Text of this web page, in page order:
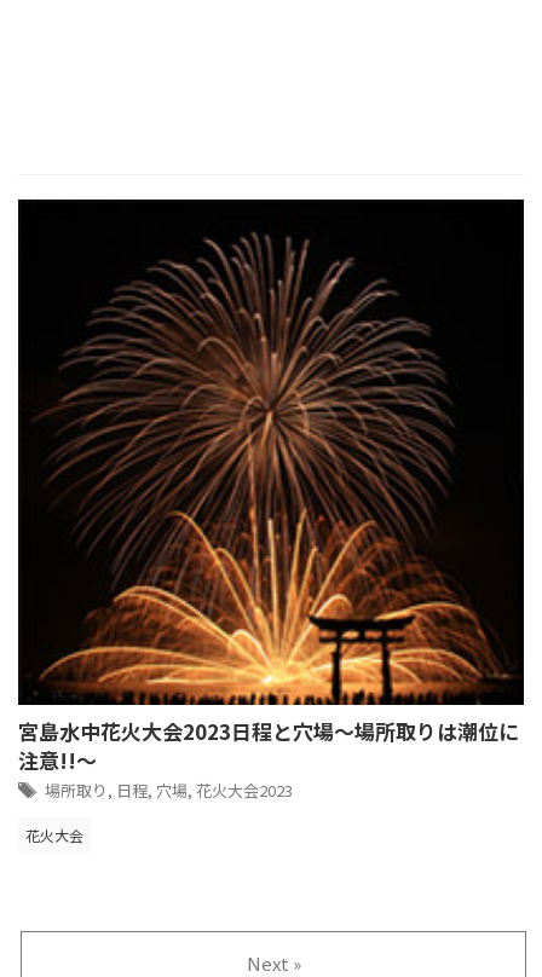
宮島水中花火大会2023日程と穴場～場所取りは潮位に
注意!!～
場所取り , 日程, 穴場, 花火大会2023
花火大会
Next »